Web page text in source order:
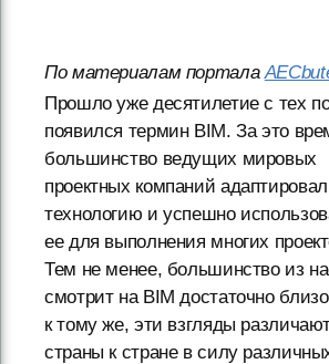
По материалам портала
Прошло уже десятилетие с тех
появился термин BIM. За это
большинство ведущих мировых
проектных компаний
технологию и успешно
ее для выполнения многих
Тем не менее, большинство из
смотрит на BIM достаточно
к тому же, эти взгляды
страны к стране в силу